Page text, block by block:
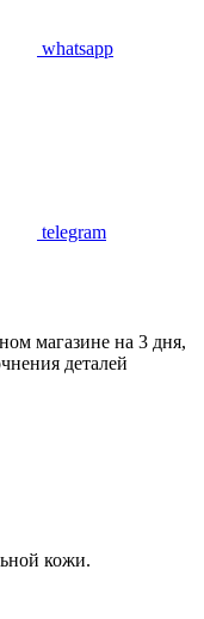
whatsapp
telegram
магазине на 3 дня,
деталей
кожи.